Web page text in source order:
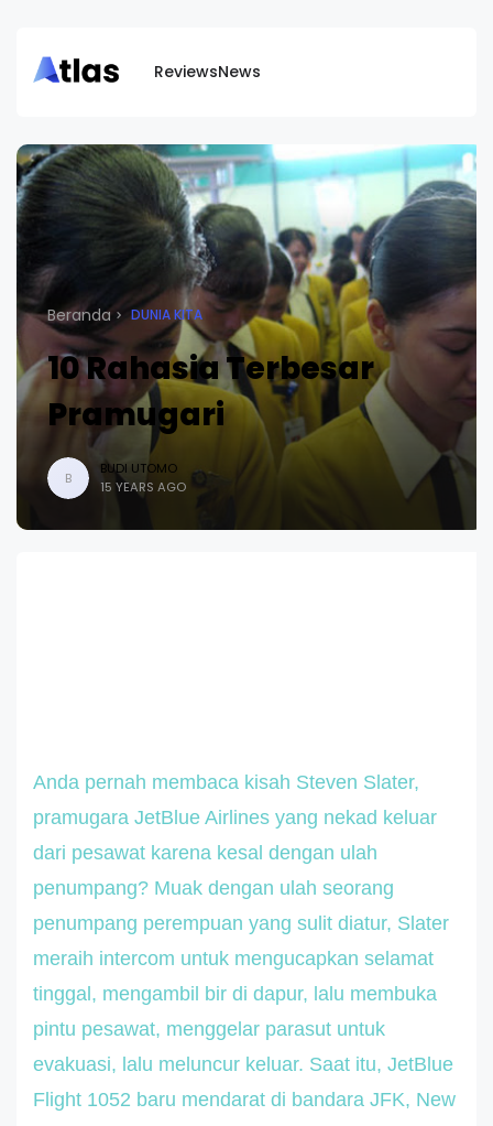
ReviewsNews
Beranda DUNIA KITA
10 Rahasia Terbesar
Pramugari
B
BUDI UTOMO
15 YEARS AGO
Anda pernah membaca kisah Steven Slater,
pramugara JetBlue Airlines yang nekad keluar
dari pesawat karena kesal dengan ulah
penumpang? Muak dengan ulah seorang
penumpang perempuan yang sulit diatur, Slater
meraih intercom untuk mengucapkan selamat
tinggal, mengambil bir di dapur, lalu membuka
pintu pesawat, menggelar parasut untuk
evakuasi, lalu meluncur keluar. Saat itu, JetBlue
Flight 1052 baru mendarat di bandara JFK, New